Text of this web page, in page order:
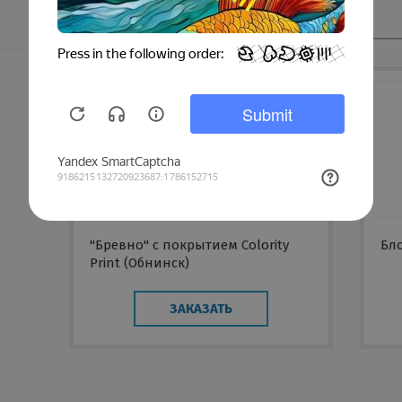
Смотрите также
"Бревно" с покрытием Colority
Print (Обнинск)
ЗАКАЗАТЬ